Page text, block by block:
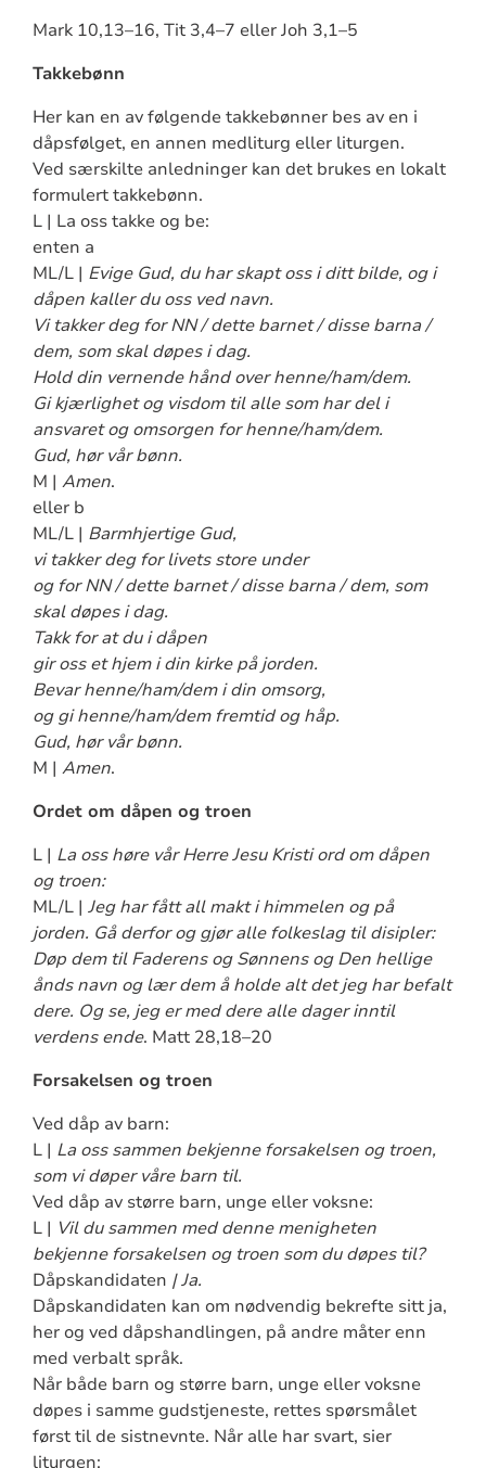
Mark 10,13–16, Tit 3,4–7 eller Joh 3,1–5
Takkebønn
Her kan en av følgende takkebønner bes av en i
dåpsfølget, en annen medliturg eller liturgen.
Ved særskilte anledninger kan det brukes en lokalt
formulert takkebønn.
L | La oss takke og be:
enten a
ML/L | Evige Gud, du har skapt oss i ditt bilde, og i
dåpen kaller du oss ved navn.
Vi takker deg for NN / dette barnet / disse barna /
dem, som skal døpes i dag.
Hold din vernende hånd over henne/ham/dem.
Gi kjærlighet og visdom til alle som har del i
ansvaret og omsorgen for henne/ham/dem.
Gud, hør vår bønn.
M | Amen.
eller b
ML/L | Barmhjertige Gud,
vi takker deg for livets store under
og for NN / dette barnet / disse barna / dem, som
skal døpes i dag.
Takk for at du i dåpen
gir oss et hjem i din kirke på jorden.
Bevar henne/ham/dem i din omsorg,
og gi henne/ham/dem fremtid og håp.
Gud, hør vår bønn.
M | Amen.
Ordet om dåpen og troen
L | La oss høre vår Herre Jesu Kristi ord om dåpen
og troen:
ML/L | Jeg har fått all makt i himmelen og på
jorden. Gå derfor og gjør alle folkeslag til disipler:
Døp dem til Faderens og Sønnens og Den hellige
ånds navn og lær dem å holde alt det jeg har befalt
dere. Og se, jeg er med dere alle dager inntil
verdens ende. Matt 28,18–20
Forsakelsen og troen
Ved dåp av barn:
L | La oss sammen bekjenne forsakelsen og troen,
som vi døper våre barn til.
Ved dåp av større barn, unge eller voksne:
L | Vil du sammen med denne menigheten
bekjenne forsakelsen og troen som du døpes til?
Dåpskandidaten | Ja.
Dåpskandidaten kan om nødvendig bekrefte sitt ja,
her og ved dåpshandlingen, på andre måter enn
med verbalt språk.
Når både barn og større barn, unge eller voksne
døpes i samme gudstjeneste, rettes spørsmålet
først til de sistnevnte. Når alle har svart, sier
liturgen: